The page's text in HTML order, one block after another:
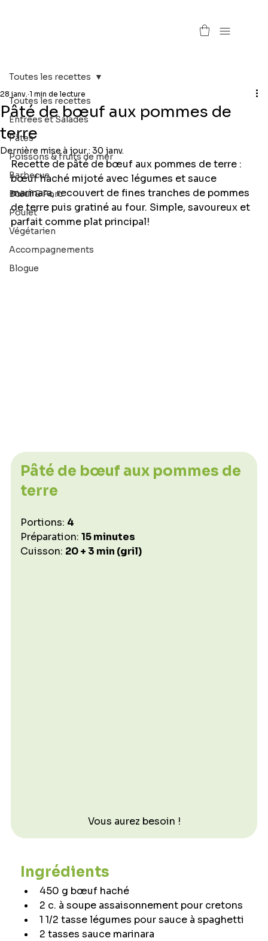
Toutes les recettes
Entrées et Salades
Pâtes
Poissons & fruits de mer
Barbecue
Bœuf & Porc
Poulet
Végétarien
Accompagnements
Blogue
Toutes les recettes
Pâté de bœuf aux pommes de
terre
28 janv. 1 min de lecture
Dernière mise à jour : 30 janv.
Recette de pâté de bœuf aux pommes de terre :
bœuf haché mijoté avec légumes et sauce
marinara, recouvert de fines tranches de pommes
de terre puis gratiné au four. Simple, savoureux et
parfait comme plat principal!
Pâté de bœuf aux pommes de
terre
Portions: 4
Préparation: 15 minutes
Cuisson: 20 + 3 min (gril)
Vous aurez besoin !
Ingrédients
450 g bœuf haché
2 c. à soupe assaisonnement pour cretons
1 1/2 tasse légumes pour sauce à spaghetti
2 tasses sauce marinara